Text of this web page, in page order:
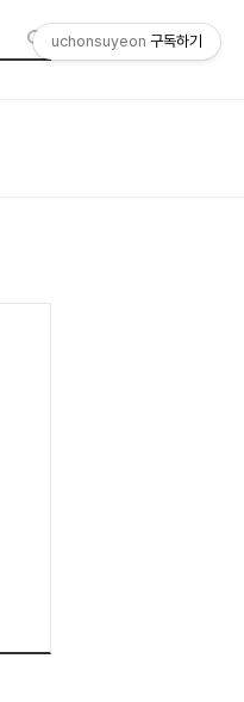
uchonsuyeon 구독하기